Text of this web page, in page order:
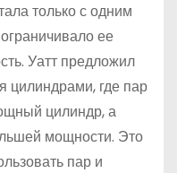
только с одним
ее
Уатт предложил
цилиндрами, где пар
цилиндр, а
мощности. Это
пар и